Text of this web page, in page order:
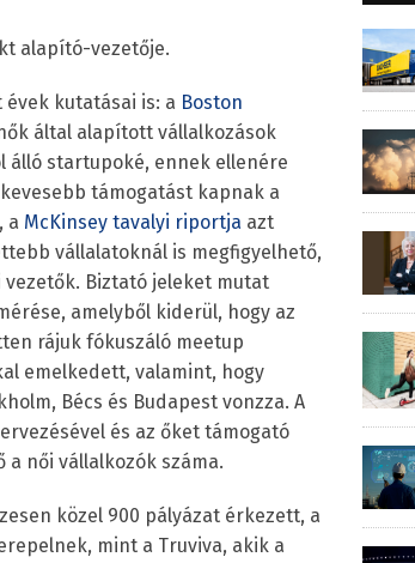
alapító-vezetője.
kutatásai is: a Boston
által alapított vállalkozások
álló startupoké, ennek ellenére
támogatást kapnak a
a McKinsey tavalyi riportja azt
vállalatoknál is megfigyelhető,
Biztató jeleket mutat
amelyből kiderül, hogy az
rájuk fókuszáló meetup
emelkedett, valamint, hogy
Bécs és Budapest vonzza. A
és az őket támogató
női vállalkozók száma.
közel 900 pályázat érkezett, a
mint a Truviva, akik a